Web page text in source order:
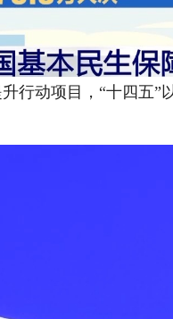
动项目，“十四五”